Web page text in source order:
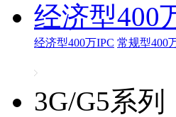
经济型400
经济型400万IPC 常规型400
3G/G5系列